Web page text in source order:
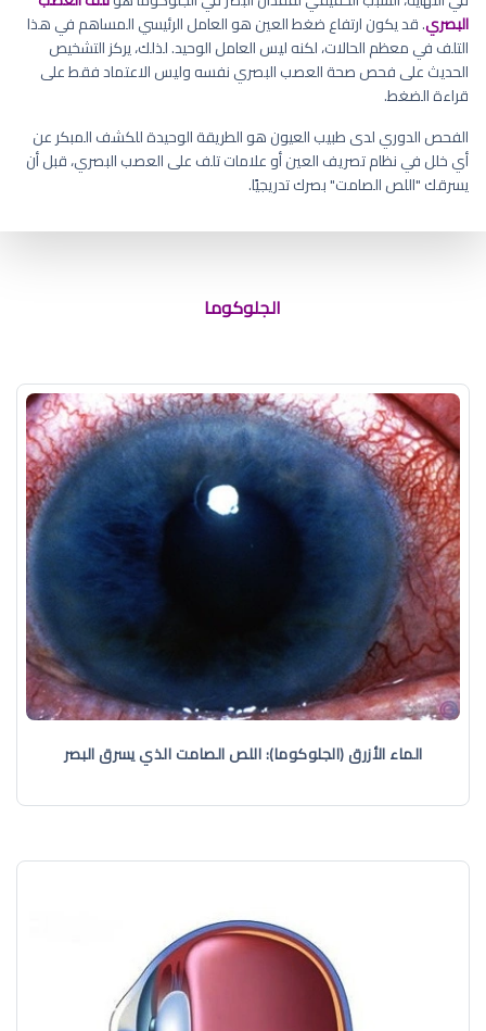
البصري. قد يكون ارتفاع ضغط العين هو العامل الرئيسي المساهم في هذا
التلف في معظم الحالات، لكنه ليس العامل الوحيد. لذلك، يركز التشخيص
الحديث على فحص صحة العصب البصري نفسه وليس الاعتماد فقط على
قراءة الضغط.
الفحص الدوري لدى طبيب العيون هو الطريقة الوحيدة للكشف المبكر عن
أي خلل في نظام تصريف العين أو علامات تلف على العصب البصري، قبل أن
يسرقك "اللص الصامت" بصرك تدريجيًا.
الجلوكوما
الماء الأزرق (الجلوكوما): اللص الصامت الذي يسرق البصر